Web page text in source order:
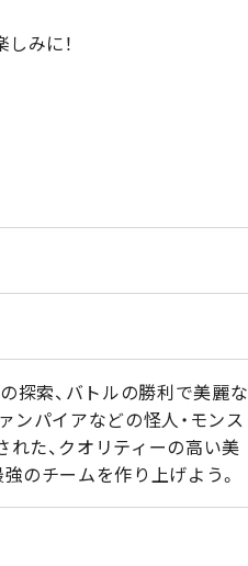
みに！
探索、バトルの勝利で美麗な
ンパイアなどの怪人・モンス
た、クオリティーの高い美
のチームを作り上げよう。